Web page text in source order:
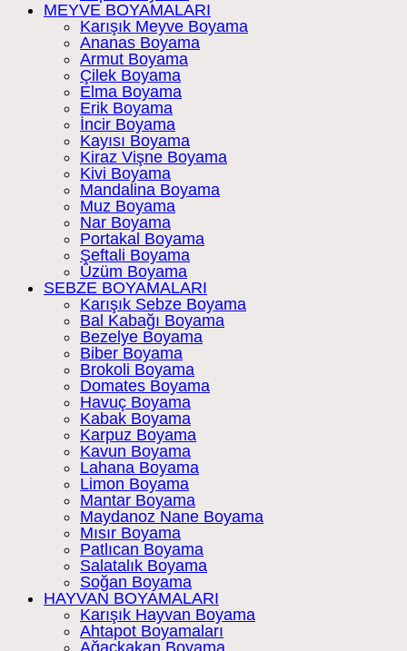
MEYVE BOYAMALARI
Karışık Meyve Boyama
Ananas Boyama
Armut Boyama
Çilek Boyama
Elma Boyama
Erik Boyama
İncir Boyama
Kayısı Boyama
Kiraz Vişne Boyama
Kivi Boyama
Mandalina Boyama
Muz Boyama
Nar Boyama
Portakal Boyama
Şeftali Boyama
Üzüm Boyama
SEBZE BOYAMALARI
Karışık Sebze Boyama
Bal Kabağı Boyama
Bezelye Boyama
Biber Boyama
Brokoli Boyama
Domates Boyama
Havuç Boyama
Kabak Boyama
Karpuz Boyama
Kavun Boyama
Lahana Boyama
Limon Boyama
Mantar Boyama
Maydanoz Nane Boyama
Mısır Boyama
Patlıcan Boyama
Salatalık Boyama
Soğan Boyama
HAYVAN BOYAMALARI
Karışık Hayvan Boyama
Ahtapot Boyamaları